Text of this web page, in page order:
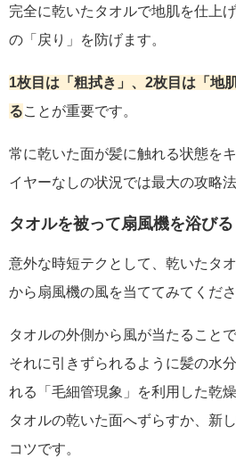
完全に乾いたタオルで地肌を仕上
の「戻り」を防げます。
1枚目は「粗拭き」、2枚目は「地
ることが重要です。
常に乾いた面が髪に触れる状態を
イヤーなしの状況では最大の攻略法
タオルを被って扇風機を浴びる
意外な時短テクとして、乾いたタ
から扇風機の風を当ててみてくださ
タオルの外側から風が当たること
それに引きずられるように髪の水
れる「毛細管現象」を利用した乾
タオルの乾いた面へずらすか、新
コツです。